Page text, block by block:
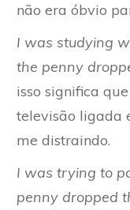
não era óbvio
I was studying
the penny
isso significa
televisão ligada
me distraindo.
I was trying to
penny dropped